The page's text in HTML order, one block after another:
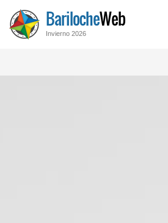
BarilocheWeb
Invierno 2026